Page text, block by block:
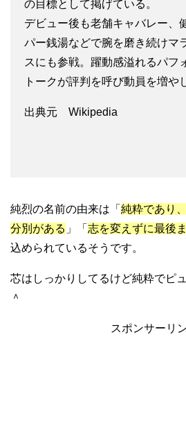
の目標として掲げている。
デビュー後も老舗キャバレー、
パー銭湯などで腕を磨き続けマ
スにも参戦。躍動感溢れるパフ
トークが評判を呼び動員を増や
出典元 Wikipedia
純烈の名前の由来は「 純粋であり
分別がある 」「 志を変えずに最後
込められているそうです。
芯はしっかりしてるけど純粋でピ
＾
スポンサーリ